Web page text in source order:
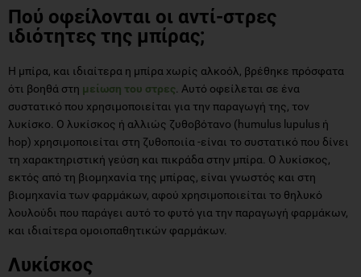
Πού οφείλονται οι αντί-στρες
ιδιότητες της μπίρας;
Η μπίρα, και ιδιαίτερα η μπίρα χωρίς αλκοόλ, βρέθηκε πρόσφατα
ότι βοηθά στη μείωση του στρες . Αυτό οφείλεται σε ένα
συστατικό που χρησιμοποιείται για την παραγωγή της, τον
λυκίσκο. Ο λυκίσκος ή αλλιώς ζυθοβότανο (humulus lupulus ή
hop) χρησιμοποιείται στη ζυθοποιία -είναι το συστατικό που δίνει
τη χαρακτηριστική γεύση και πικράδα στην μπίρα. Ο λυκίσκος,
εκτός από τη βιομηχανία της μπίρας, είναι γνωστός και στη
βιομηχανία των φαρμάκων, αφού χρησιμοποιείται το θηλυκό
λουλούδι που παράγει αυτό το φυτό για την παραγωγή φαρμάκων,
και ιδιαίτερα ομοιοπαθητικών φαρμάκων.
Λυκίσκος